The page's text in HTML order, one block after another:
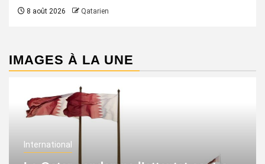
8 août 2026 Qatarien
IMAGES À LA UNE
International